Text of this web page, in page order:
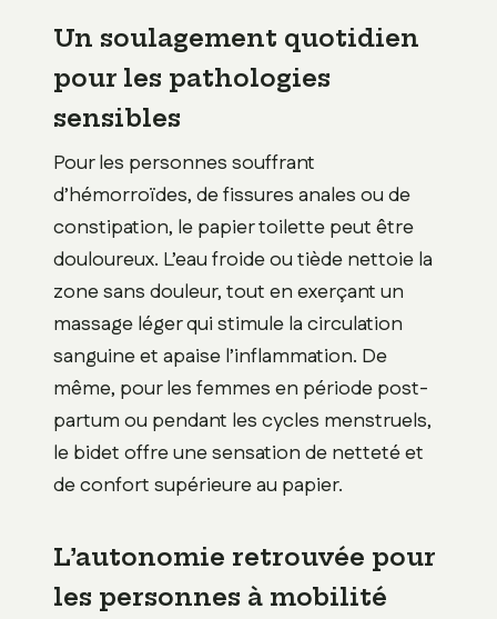
Un soulagement quotidien
pour les pathologies
sensibles
Pour les personnes souffrant
d’hémorroïdes, de fissures anales ou de
constipation, le papier toilette peut être
douloureux. L’eau froide ou tiède nettoie la
zone sans douleur, tout en exerçant un
massage léger qui stimule la circulation
sanguine et apaise l’inflammation. De
même, pour les femmes en période post-
partum ou pendant les cycles menstruels,
le bidet offre une sensation de netteté et
de confort supérieure au papier.
L’autonomie retrouvée pour
les personnes à mobilité